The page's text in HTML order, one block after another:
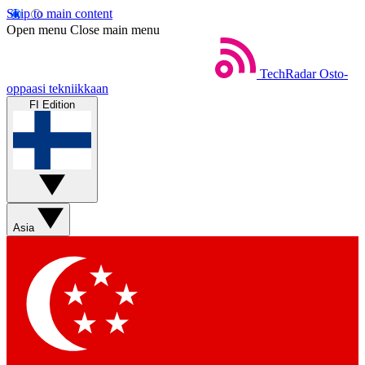
Skip to main content
Open menu Close main menu
TechRadar Osto-
oppaasi tekniikkaan
FI Edition
Asia